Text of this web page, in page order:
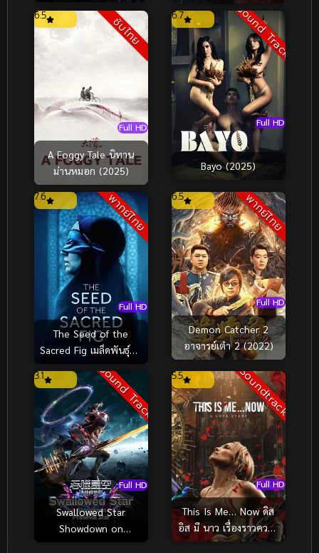
ซับไทย
Full HD
6.5
A Foggy Tale นิทาน
ม่านหมอก (2025)
Sound Track
Full HD
6.7
Bayo (2025)
พากย์ไทย
Full HD
7.6
The Seed of the
Sacred Fig เมล็ดพันธุ์คน
พากย์ไทย
Full HD
6.5
Demon Catcher 2
อาจารย์เต๋า 2 (2022)
Sound Track
Full HD
3.1
Swallowed Star
Showdown on
Soundtrack
Full HD
5.5
This Is Me… Now ดิส
อิส มี นาว เรื่องราวความ
รัก (2024)